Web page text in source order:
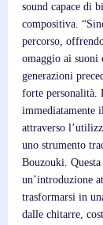
sound capace di
compositiva.
percorso,
omaggio ai suoni
generazioni
forte personalità.
immediatamente
attraverso
uno strumento
Bouzouki. Questa
un’introduzione
trasformarsi in
dalle chitarre,